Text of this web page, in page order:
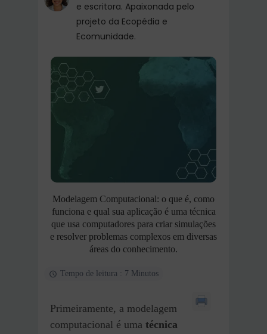
e escritora. Apaixonada pelo
projeto da Ecopédia e
Ecomunidade.
Modelagem Computacional: o que é, como
funciona e qual sua aplicação é uma técnica
que usa computadores para criar simulações
e resolver problemas complexos em diversas
áreas do conhecimento.
Tempo de leitura : 7 Minutos
Primeiramente, a modelagem
computacional é uma técnica